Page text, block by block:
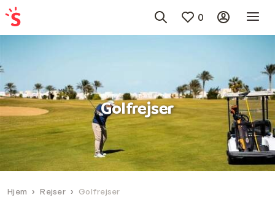
0
Golfrejser
Hjem Rejser Golfrejser